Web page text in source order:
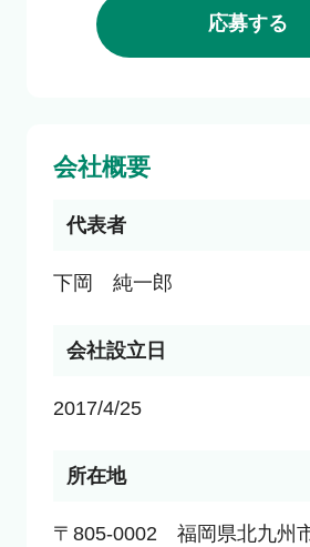
応募する
会社概要
代表者
下岡　純一郎
会社設立日
2017/4/25
所在地
〒805-0002　福岡県北九州